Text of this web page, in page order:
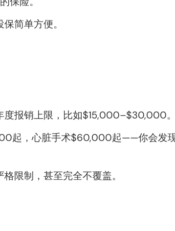
简单方便。
报销上限，比如$15,000–$30,000。
起，心脏手术$60,000起——你会发
限制，甚至完全不覆盖。